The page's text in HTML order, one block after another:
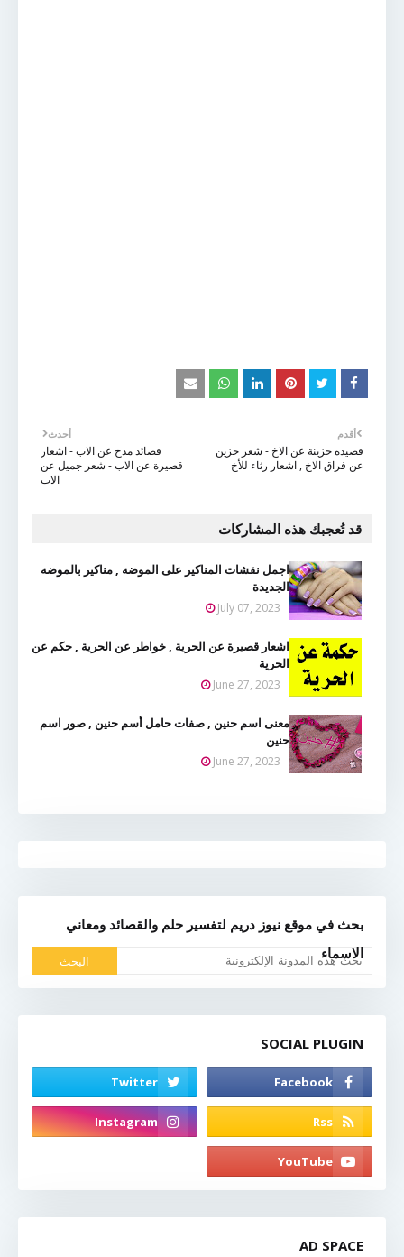
أحدث
قصائد مدح عن الاب - اشعار
قصيرة عن الاب - شعر جميل عن
الاب
أقدم
قصيده حزينة عن الاخ - شعر حزين
عن فراق الاخ , اشعار رثاء للأخ
قد تُعجبك هذه المشاركات
اجمل نقشات المناكير على الموضه , مناكير بالموضه
الجديدة
July 07, 2023
اشعار قصيرة عن الحرية , خواطر عن الحرية , حكم عن
الحرية
June 27, 2023
معنى اسم حنين , صفات حامل أسم حنين , صور اسم
حنين
June 27, 2023
بحث في موقع نيوز دريم لتفسير حلم والقصائد ومعاني
الاسماء
SOCIAL PLUGIN
AD SPACE